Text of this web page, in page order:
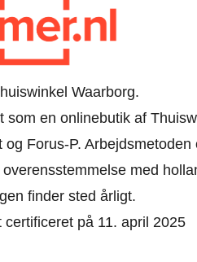
Waarborg.
en onlinebutik af
Forus-P.
med
finder sted årligt.
certificeret på 11. april 2025